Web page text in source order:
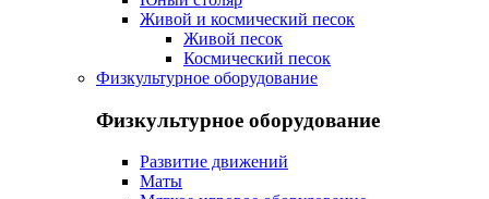
Живой и космический песок
Живой песок
Космический песок
Физкультурное оборудование
Физкультурное оборудование
Развитие движений
Маты